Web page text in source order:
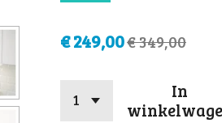
€ 249,00€ 349,00
In